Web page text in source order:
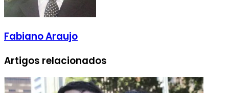
Fabiano Araujo
Artigos relacionados